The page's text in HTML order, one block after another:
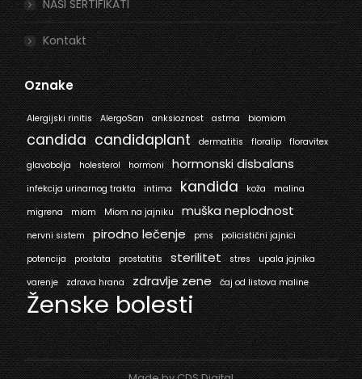
NAŠI SERTIFIKATI
Kontakt
Oznake
Alergijski rinitis AlergoSan anksioznost astma biomiom
candida candidaplant dermatitis floralip
floravitex
glavobolja
holesterol hormoni hormonski disbalans
infekcija urinarnog trakta intima kandida koža
malina
migrena
miom Miom na jajniku muška neplodnost
nervni sistem pirodno lečenje pms
policistični jajnici
potencija
prostata prostatitis sterilitet stres
upala jajnika
varenje
zdrava hrana zdravlje zene čaj od listova maline
Ženske bolesti